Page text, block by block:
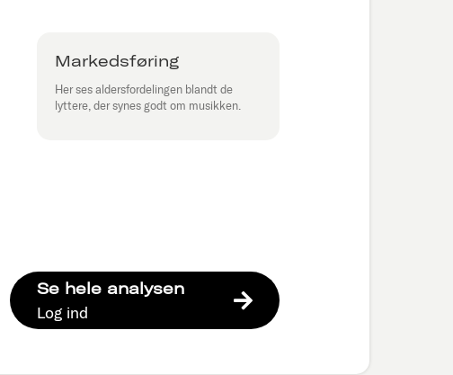
Markedsføring
Her ses aldersfordelingen blandt de
lyttere, der synes godt om musikken.
Se hele analysen
Log ind